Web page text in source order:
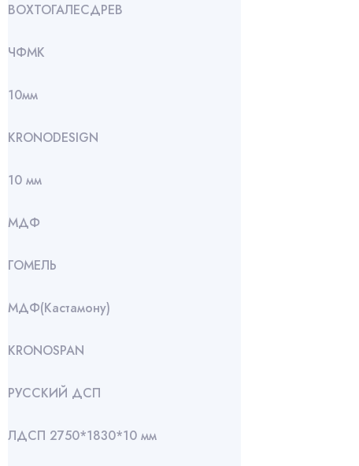
ВОХТОГАЛЕСДРЕВ
ЧФМК
10мм
KRONODESIGN
10 мм
МДФ
ГОМЕЛЬ
МДФ(Кастамону)
KRONOSPAN
РУССКИЙ ДСП
ЛДСП 2750*1830*10 мм